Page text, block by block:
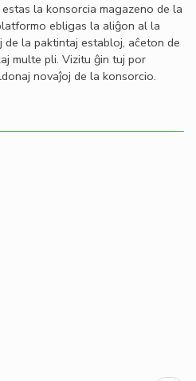
estas la konsorcia magazeno de la
ebligas la aliĝon al la
la paktintaj establoj, aĉeton de
multe pli. Vizitu ĝin tuj por
novaĵoj de la konsorcio.